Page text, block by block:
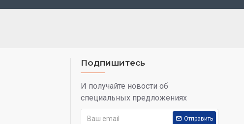
Подпишитесь
И получайте новости об
специальных предложениях
Отправить